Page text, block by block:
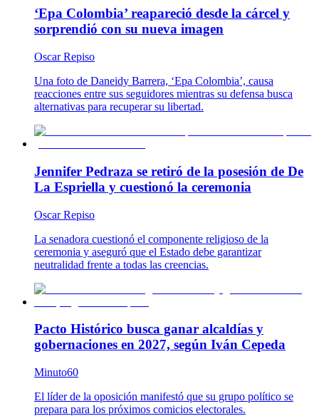
‘Epa Colombia’ reapareció desde la cárcel y
sorprendió con su nueva imagen
Oscar Repiso
Una foto de Daneidy Barrera, ‘Epa Colombia’, causa
reacciones entre sus seguidores mientras su defensa busca
alternativas para recuperar su libertad.
Jennifer Pedraza se retiró de la posesión de De
La Espriella y cuestionó la ceremonia
Oscar Repiso
La senadora cuestionó el componente religioso de la
ceremonia y aseguró que el Estado debe garantizar
neutralidad frente a todas las creencias.
Pacto Histórico busca ganar alcaldías y
gobernaciones en 2027, según Iván Cepeda
Minuto60
El líder de la oposición manifestó que su grupo político se
prepara para los próximos comicios electorales.